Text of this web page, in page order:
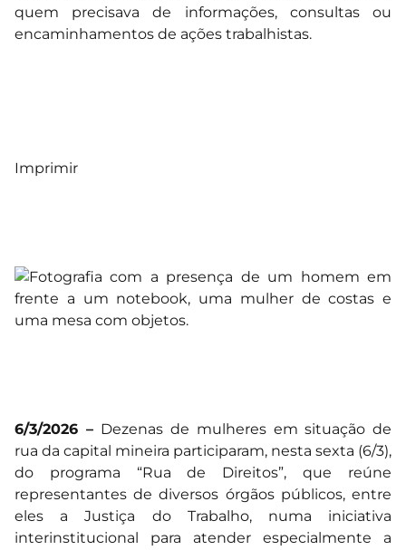
quem precisava de informações, consultas ou
encaminhamentos de ações trabalhistas.
Imprimir
6/3/2026 – Dezenas de mulheres em situação de
rua da capital mineira participaram, nesta sexta (6/3),
do programa “Rua de Direitos”, que reúne
representantes de diversos órgãos públicos, entre
eles a Justiça do Trabalho, numa iniciativa
interinstitucional para atender especialmente a